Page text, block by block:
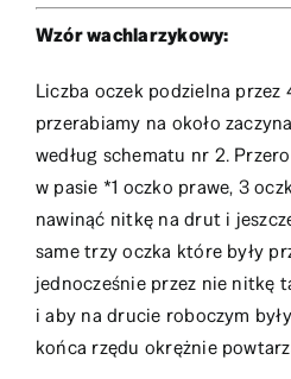
Wzór wachlarzykowy:
Liczba oczek podzielna przez
przerabiamy na około
według schematu nr 2.
w pasie *1 oczko prawe, 3
nawinąć nitkę na drut i
same trzy oczka które były
jednocześnie przez nie nitkę
i aby na drucie roboczym
końca rzędu okrężnie